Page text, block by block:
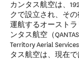
カンタス航空は、
クで設立され、そ
運航するオースト
ンタス航空（
Territory Aerial
タス航空は、現在